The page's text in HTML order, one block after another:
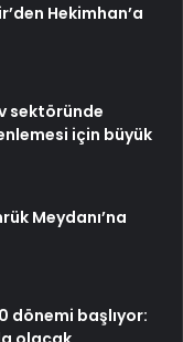
Hekimhan’a
sektöründe
için büyük
Meydanı’na
dönemi başlıyor: